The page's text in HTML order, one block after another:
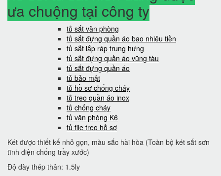
ưa chuộng tại công ty
tủ sắt văn phòng
tủ sắt đựng quần áo bao nhiêu tiền
tủ sắt lắp ráp trung hưng
tủ sắt đựng quần áo vũng tàu
tủ sắt đựng quần áo
tủ bảo mật
tủ hồ sơ chống cháy
tủ treo quần áo inox
tủ chống cháy
tủ văn phòng K6
tủ file treo hồ sơ
Két được thiết kế nhỏ gọn, màu sắc hài hòa (Toàn bộ két sắt sơn
tĩnh điện chống trầy xước)
Độ dày thép thân: 1.5ly